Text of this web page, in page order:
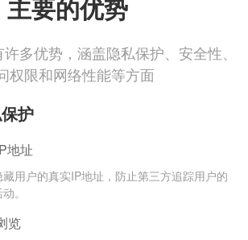
主要的优势
多优势，涵盖隐私保护、安全性、
权限和网络性能等方面
护
地址
用户的真实IP地址，防止第三方追踪用户的
。
览